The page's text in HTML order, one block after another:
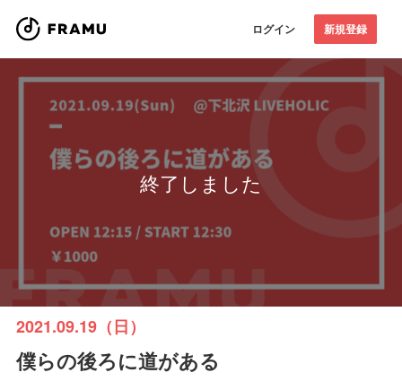
ログイン 新規登録
終了しました
2021.09.19（日）
僕らの後ろに道がある